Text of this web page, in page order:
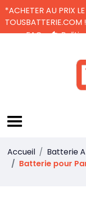
*ACHETER AU PRIX
TOUSBATTERIE.COM !
FAQ
Accueil Batterie
Batterie pour